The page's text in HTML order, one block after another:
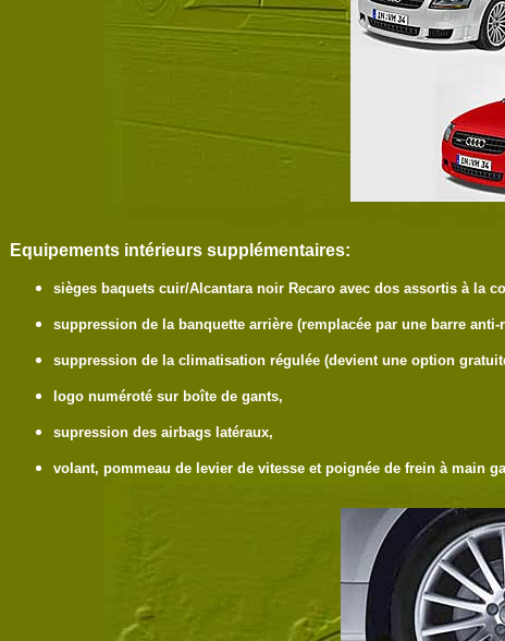
Equipements intérieurs supplémentaires:
sièges baquets cuir/Alcantara noir Recaro avec dos assortis à la
suppression de la banquette arrière (remplacée par une barre
suppression de la climatisation régulée (devient une option
logo numéroté sur boîte de gants,
supression des airbags latéraux,
volant, pommeau de levier de vitesse et poignée de frein à main